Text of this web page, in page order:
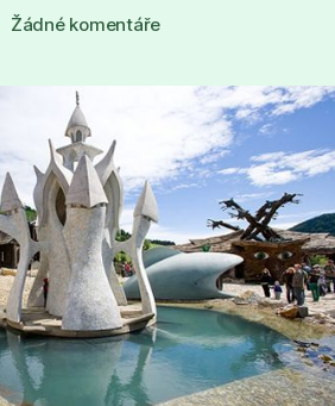
příspěvku
Žádné komentářeu
názvem
Pohádkový
svět
HABAKUKY,
Donovaly,
Slovensko